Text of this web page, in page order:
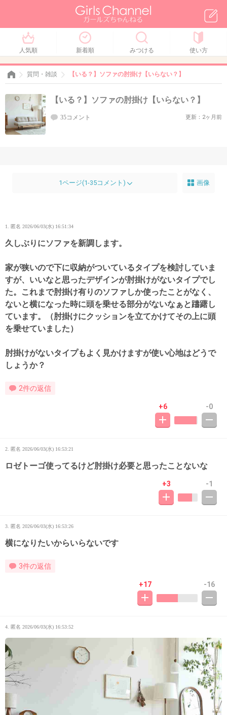
人気順 新着順 みつける 使い方
質問・雑談 【いる？】ソファの肘掛け【いらない？】
【いる？】ソファの肘掛け【いらない？】
35コメント 更新：2ヶ月前
1ページ(1-35コメント) 画像
1. 匿名 2026/06/03(水) 16:51:34
久しぶりにソファを新調します。
家が狭いので下に収納がついているタイプを検討していま
すが、いいなと思ったデザインが肘掛けがないタイプでし
た。これまで肘掛け有りのソファしか使ったことがなく、
ないと横になった時に頭を乗せる部分がないなぁと躊躇し
ています。（肘掛けにクッションを立てかけてその上に頭
を乗せていました）
肘掛けがないタイプもよく見かけますが使い心地はどうで
しょうか？
2件の返信
+6 -0
2. 匿名 2026/06/03(水) 16:53:21
ロゼトーゴ使ってるけど肘掛け必要と思ったことないな
+3 -1
3. 匿名 2026/06/03(水) 16:53:26
横になりたいからいらないです
3件の返信
+17 -16
4. 匿名 2026/06/03(水) 16:53:52